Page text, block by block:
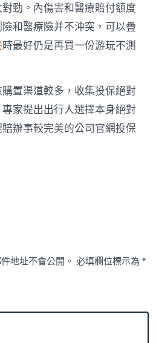
勁。內傷害和醫療賠付額度
和醫療險并不沖突，可以疊
時最好仍是再買一份游玩不測
置渠道較多，收集投保絕對
家提出出行人選擇本身絕對
辦事較完美的公司官網投保
地址不會公開。 必填欄位標示為*